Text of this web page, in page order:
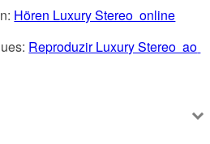
Hören Luxury Stereo  online
Reproduzir Luxury Stereo  ao